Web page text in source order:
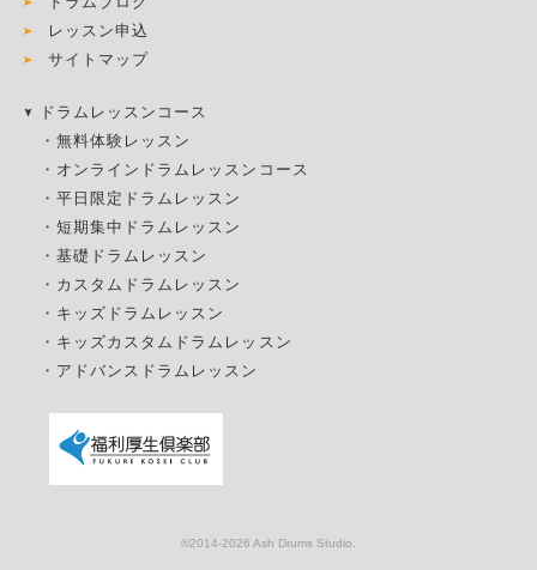
レッスン申込
サイトマップ
ドラムレッスンコース
・無料体験レッスン
・ オンラインドラムレッスンコース
・平日限定ドラムレッスン
・短期集中ドラムレッスン
・基礎ドラムレッスン
・ カスタムドラムレッスン
・ キッズドラムレッスン
・ キッズカスタムドラムレッスン
・ アドバンスドラムレッスン
©2014-2026 Ash Drums Studio.